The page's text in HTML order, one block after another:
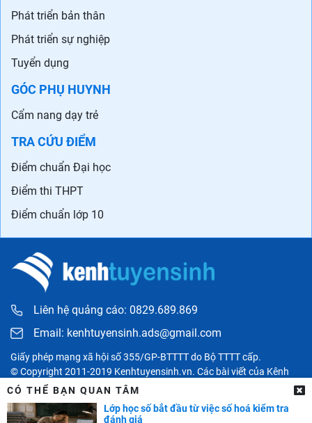
Phát triển bản thân
Phát triển sự nghiệp
Tuyển dụng
GÓC PHỤ HUYNH
Cẩm nang dạy trẻ
TRA CỨU ĐIỂM
Điểm chuẩn Đại học
Điểm thi THPT
Điểm chuẩn lớp 10
Liên hệ quảng cáo: 0829.689.869
Email: kenhtuyensinh.ads@gmail.com
Giấy phép mạng xã hội số 355/GP-BTTTT do Bộ TTTT cấp.
© Copyright 2011-2019 Kenhtuyensinh.vn. Các bài viết của Kênh
tuyển sinh chỉ có tính chất tham khảo, được tổng hợp từ các nguồn
uy tín khác và bản quyền thuộc về các đối tác. Mọi thông tin liên
quan người đọc có thể liên hệ trực tiếp đến các cơ quan, tổ chức
CÓ THỂ BẠN QUAN TÂM
Lớp học số bắt đầu từ việc số hoá kiểm tra
đánh giá